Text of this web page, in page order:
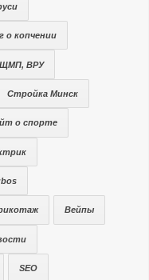
о копчении
ЩМП, ВРУ
Стройка Минск
о спорте
Вейпы
SEO